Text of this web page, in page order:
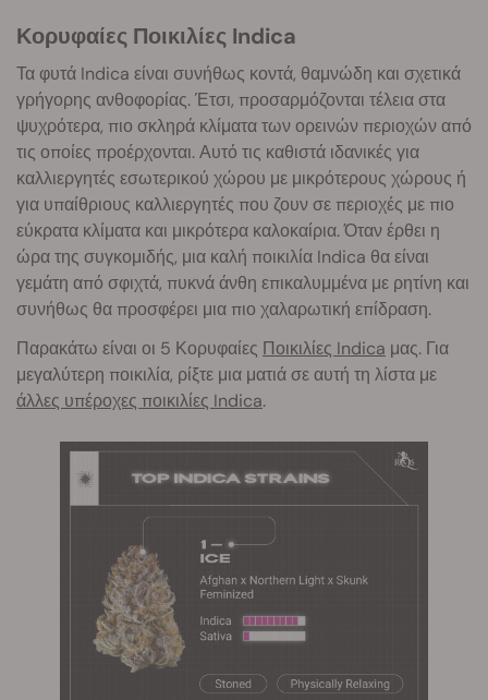
Κορυφαίες Ποικιλίες Indica
Τα φυτά Indica είναι συνήθως κοντά, θαμνώδη και σχετικά
γρήγορης ανθοφορίας. Έτσι, προσαρμόζονται τέλεια στα
ψυχρότερα, πιο σκληρά κλίματα των ορεινών περιοχών από
τις οποίες προέρχονται. Αυτό τις καθιστά ιδανικές για
καλλιεργητές εσωτερικού χώρου με μικρότερους χώρους ή
για υπαίθριους καλλιεργητές που ζουν σε περιοχές με πιο
εύκρατα κλίματα και μικρότερα καλοκαίρια. Όταν έρθει η
ώρα της συγκομιδής, μια καλή ποικιλία Indica θα είναι
γεμάτη από σφιχτά, πυκνά άνθη επικαλυμμένα με ρητίνη και
συνήθως θα προσφέρει μια πιο χαλαρωτική επίδραση.
Παρακάτω είναι οι 5 Κορυφαίες Ποικιλίες Indica μας. Για
μεγαλύτερη ποικιλία, ρίξτε μια ματιά σε αυτή τη λίστα με
άλλες υπέροχες ποικιλίες Indica.